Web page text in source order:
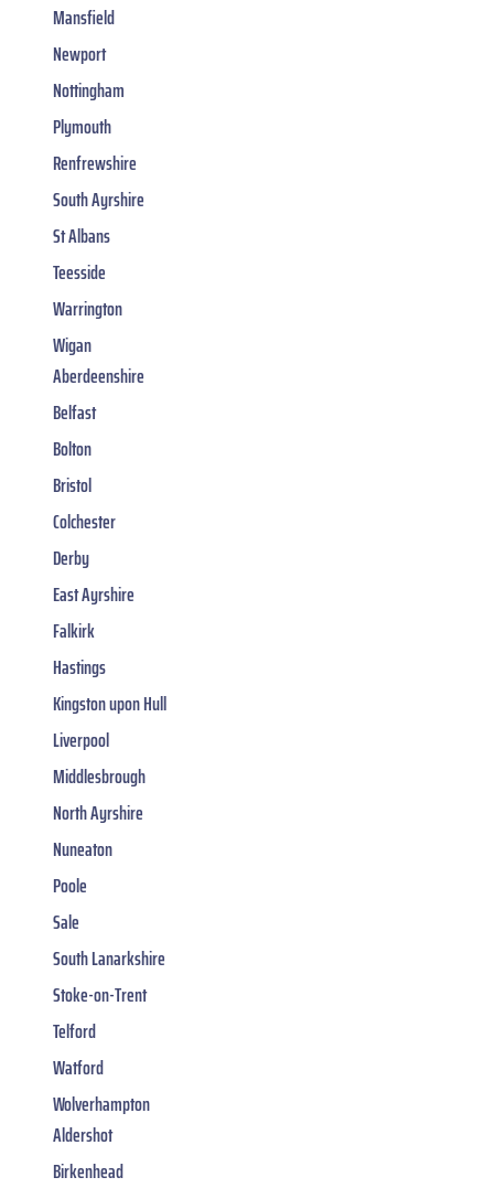
Mansfield
Newport
Nottingham
Plymouth
Renfrewshire
South Ayrshire
St Albans
Teesside
Warrington
Wigan
Aberdeenshire
Belfast
Bolton
Bristol
Colchester
Derby
East Ayrshire
Falkirk
Hastings
Kingston upon Hull
Liverpool
Middlesbrough
North Ayrshire
Nuneaton
Poole
Sale
South Lanarkshire
Stoke-on-Trent
Telford
Watford
Wolverhampton
Aldershot
Birkenhead